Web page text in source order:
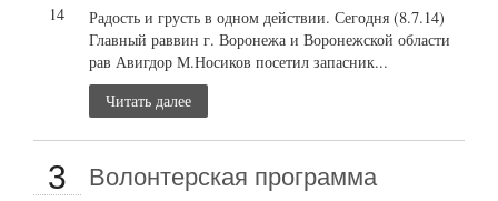
14
Радость и грусть в одном действии. Сегодня (8.7.14)
Главный раввин г. Воронежа и Воронежской области
рав Авигдор М.Носиков посетил запасник...
Читать далее
3 Волонтерская программа